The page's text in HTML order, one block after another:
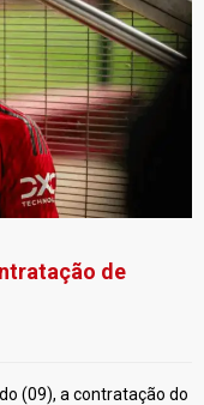
de
(09), a contratação do